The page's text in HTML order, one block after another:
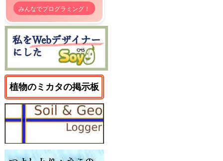
みんなでプログラミング！
植物のミカタの掲示板